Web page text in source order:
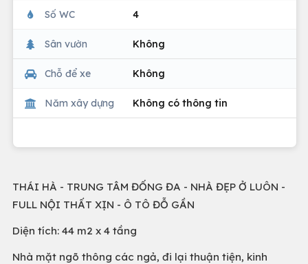
Số WC 4
Sân vườn Không
Chỗ để xe Không
Năm xây dựng Không có thông tin
THÁI HÀ - TRUNG TÂM ĐỐNG ĐA - NHÀ ĐẸP Ở LUÔN -
FULL NỘI THẤT XỊN - Ô TÔ ĐỖ GẦN
Diện tích: 44 m2 x 4 tầng
Nhà mặt ngõ thông các ngả, đi lại thuận tiện, kinh